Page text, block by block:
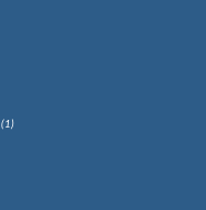
(1)